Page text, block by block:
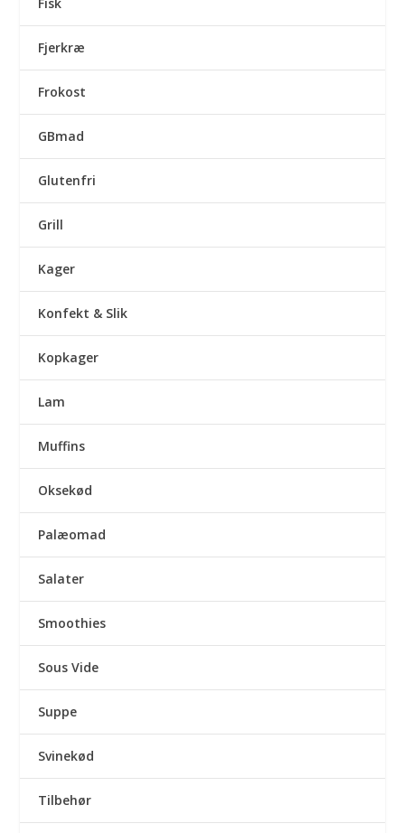
Fjerkræ
Frokost
GBmad
Glutenfri
Grill
Kager
Konfekt & Slik
Kopkager
Lam
Muffins
Oksekød
Palæomad
Salater
Smoothies
Sous Vide
Suppe
Svinekød
Tilbehør